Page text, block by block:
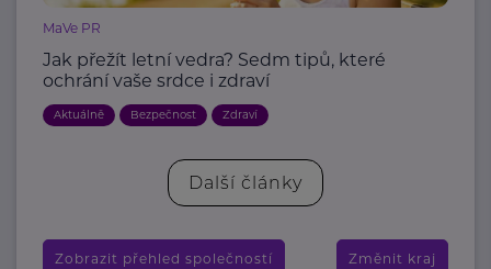
MaVe PR
Jak přežít letní vedra? Sedm tipů, které
ochrání vaše srdce i zdraví
Aktuálně Bezpečnost Zdraví
Další články
Zobrazit přehled společností Změnit kraj